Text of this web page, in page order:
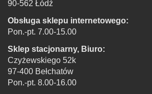
90-562 Łódź
Obsługa sklepu internetowego:
Pon.-pt. 7.00-15.00
Sklep stacjonarny, Biuro:
Czyżewskiego 52k
97-400 Bełchatów
Pon.-pt. 8.00-16.00